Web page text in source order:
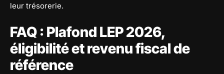
leur trésorerie.
FAQ : Plafond LEP 2026,
éligibilité et revenu fiscal de
référence